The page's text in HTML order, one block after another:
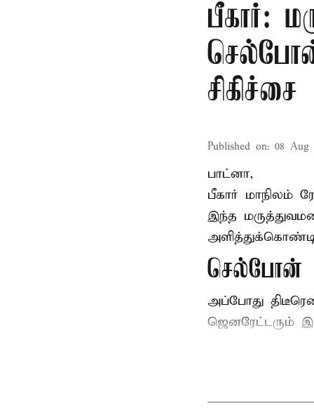
பீகார்:
சிகிச்சை
Published on: 08 Aug
பாட்னா,
பீகார் மாநிலம்
இந்த
செல்போன்
அப்போது
ஜெனரேட்டரும்